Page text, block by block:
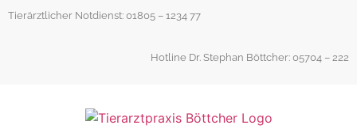
springen
Tierärztlicher Notdienst: 01805 – 1234 77
Hotline Dr. Stephan Böttcher: 05704 – 222